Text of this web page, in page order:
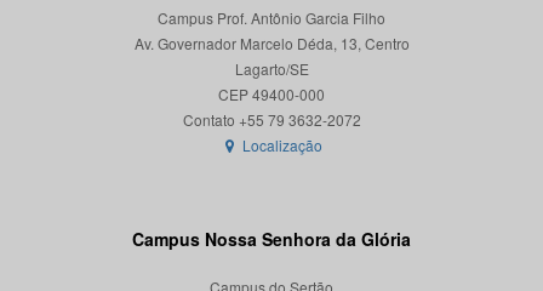
Campus Prof. Antônio Garcia Filho
Av. Governador Marcelo Déda, 13, Centro
Lagarto/SE
CEP 49400-000
Localização
Campus Nossa Senhora da Glória